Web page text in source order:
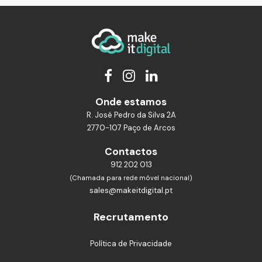
Onde estamos
R. José Pedro da Silva 2A
2770-107 Paço de Arcos
Contactos
912 202 013
(Chamada para rede móvel nacional)
sales@makeitdigital.pt
Recrutamento
Política de Privacidade